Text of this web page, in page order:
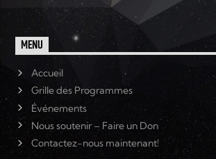
MENU
Accueil
Grille des Programmes
Événements
Nous soutenir – Faire un Don
Contactez-nous maintenant!